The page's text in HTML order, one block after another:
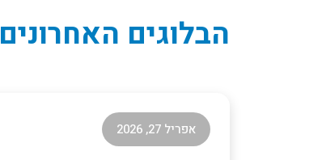
הבלוגים האחרונים
אפריל 27, 2026